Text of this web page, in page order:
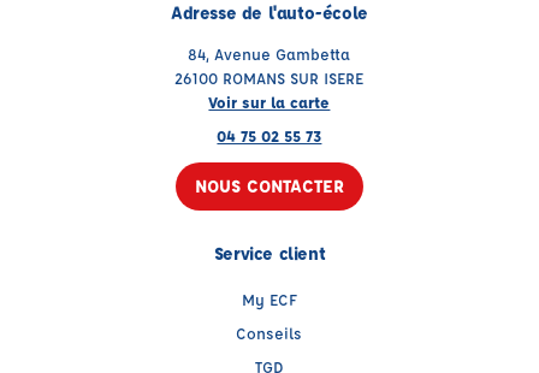
Adresse de l'auto-école
84, Avenue Gambetta
26100 ROMANS SUR ISERE
Voir sur la carte
04 75 02 55 73
NOUS CONTACTER
Service client
My ECF
Conseils
TGD